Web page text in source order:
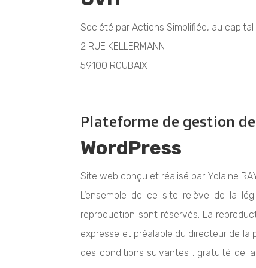
Société par Actions Simplifiée, au
2 RUE KELLERMANN
59100 ROUBAIX
Plateforme de gestion
WordPress
Site web conçu et réalisé par Yolaine
L’ensemble de ce site relève de la
reproduction sont réservés. La
expresse et préalable du directeur de
des conditions suivantes : gratuité de